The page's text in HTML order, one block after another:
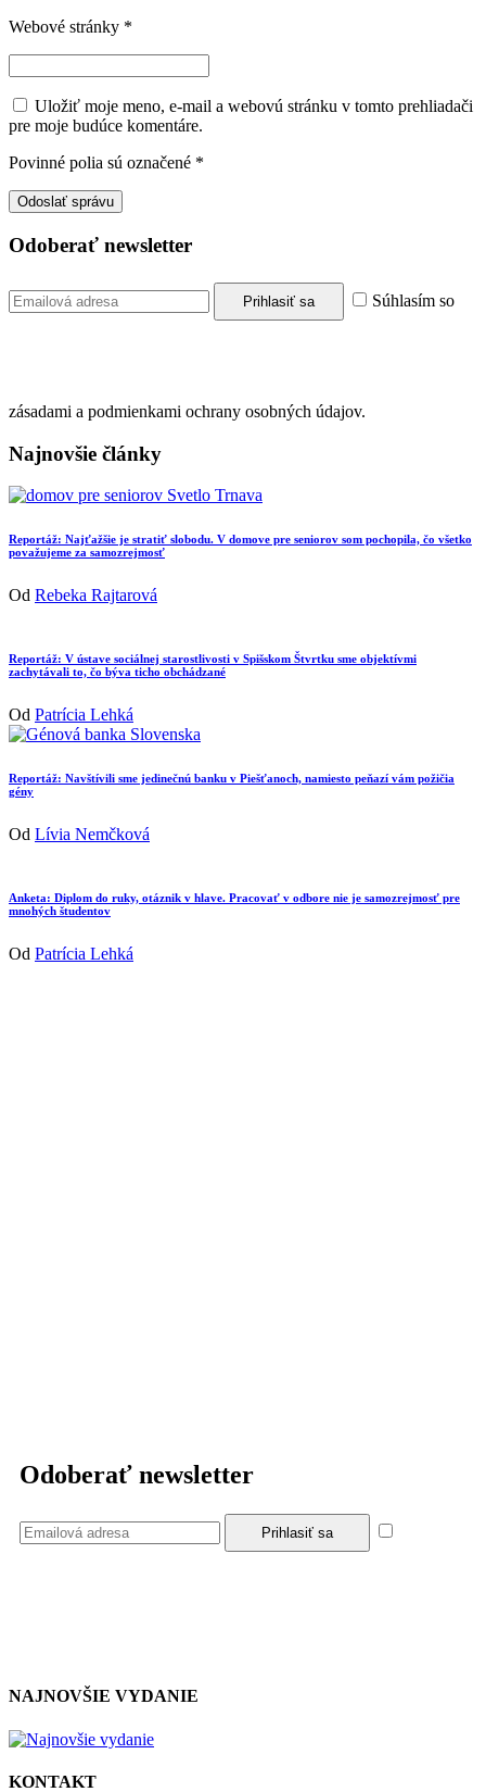
Webové stránky *
Uložiť moje meno, e-mail a webovú stránku v tomto prehliadači
pre moje budúce komentáre.
Povinné polia sú označené *
Odoberať newsletter
Súhlasím so
zásadami a podmienkami ochrany osobných údajov.
Najnovšie články
Reportáž: Najťažšie je stratiť slobodu. V domove pre seniorov som pochopila, čo všetko
považujeme za samozrejmosť
Od Rebeka Rajtarová
Reportáž: V ústave sociálnej starostlivosti v Spišskom Štvrtku sme objektívmi
zachytávali to, čo býva ticho obchádzané
Od Patrícia Lehká
Reportáž: Navštívili sme jedinečnú banku v Piešťanoch, namiesto peňazí vám požičia
gény
Od Lívia Nemčková
Anketa: Diplom do ruky, otáznik v hlave. Pracovať v odbore nie je samozrejmosť pre
mnohých študentov
Od Patrícia Lehká
Odoberať newsletter
NAJNOVŠIE VYDANIE
KONTAKT